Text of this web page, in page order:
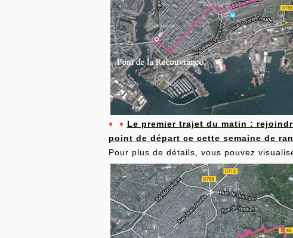
♦ ♦ Le premier trajet du matin :
point de départ ce cette semaine de
Pour plus de détails, vous pouvez